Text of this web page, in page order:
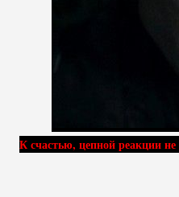
К счастью, цепной реакции